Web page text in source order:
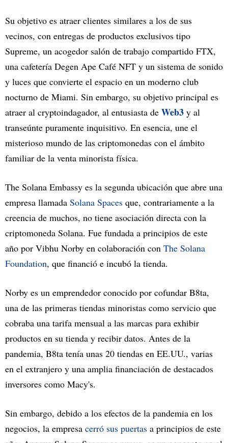
Su objetivo es atraer clientes similares a los de sus
vecinos, con entregas de productos exclusivos tipo
Supreme, un acogedor salón de trabajo compartido FTX,
una cafetería Degen Ape Café NFT y un sistema de sonido
y luces que convierte el espacio en un moderno club
nocturno de Miami. Sin embargo, su objetivo principal es
atraer al cryptoindagador, al entusiasta de Web3 y al
transeúnte puramente inquisitivo. En esencia, une el
misterioso mundo de las criptomonedas con el ámbito
familiar de la venta minorista física.
The Solana Embassy es la segunda ubicación que abre una
empresa llamada Solana Spaces que, contrariamente a la
creencia de muchos, no tiene asociación directa con la
criptomoneda Solana. Fue fundada a principios de este
año por Vibhu Norby en colaboración con The Solana
Foundation, que financió e incubó la tienda.
Norby es un emprendedor conocido por cofundar B8ta,
una de las primeras tiendas minoristas como servicio que
cobraba una tarifa mensual a las marcas para exhibir
productos en su tienda y recibir datos. Antes de la
pandemia, B8ta tenía unas 20 tiendas en EE.UU., varias
en el extranjero y una amplia financiación de destacados
inversores como Macy's.
Sin embargo, debido a los efectos de la pandemia en los
negocios, la empresa cerró sus puertas a principios de este